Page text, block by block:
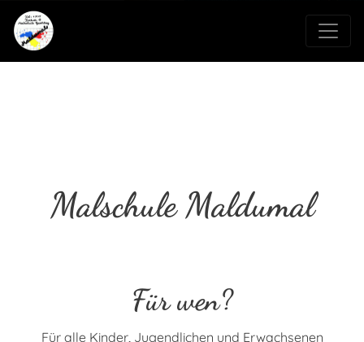
Malschule Maldumal
Für wen?
Für alle Kinder, Jugendlichen und Erwachsenen